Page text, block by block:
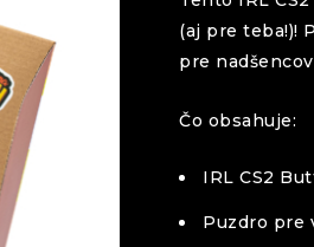
(aj pre teba!)!
pre
Čo obsahuje:
IRL CS2
Puzdro pre